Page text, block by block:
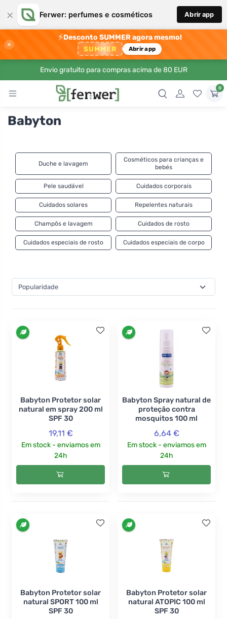
× Ferwer: perfumes e cosméticos Abrir app
×
⚡Desconto SUMMER agora mesmo!
SUMMER Abrir app
Envio gratuito para compras acima de 80 EUR
0
Babyton
Duche e lavagem
Cosméticos para crianças e
bebés
Pele saudável Cuidados corporais
Cuidados solares Repelentes naturais
Champôs e lavagem Cuidados de rosto
Cuidados especiais de rosto Cuidados especiais de corpo
Babyton Protetor solar
natural em spray 200 ml
SPF 30
19,11 €
Em stock - enviamos em
24h
Babyton Spray natural de
proteção contra
mosquitos 100 ml
6,64 €
Em stock - enviamos em
24h
Babyton Protetor solar
natural SPORT 100 ml
SPF 30
Babyton Protetor solar
natural ATOPIC 100 ml
SPF 30